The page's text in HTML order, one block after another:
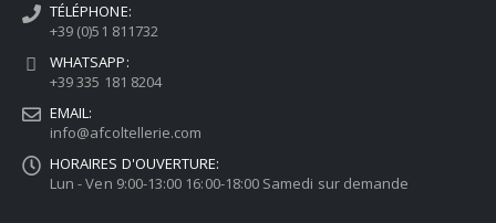
TÉLÉPHONE:
+39 (0)51 811732
WHATSAPP:
+39 335 181 8204
EMAIL:
info@afcoltellerie.com
HORAIRES D'OUVERTURE:
Lun - Ven 9:00-13:00 16:00-18:00 Samedi sur demande